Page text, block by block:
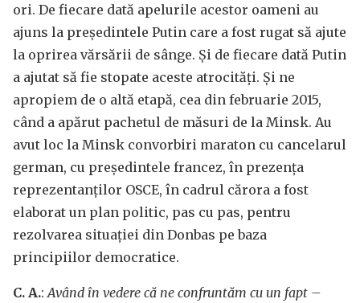
ori. De fiecare dată apelurile acestor oameni au
ajuns la președintele Putin care a fost rugat să ajute
la oprirea vărsării de sânge. Și de fiecare dată Putin
a ajutat să fie stopate aceste atrocități. Și ne
apropiem de o altă etapă, cea din februarie 2015,
când a apărut pachetul de măsuri de la Minsk. Au
avut loc la Minsk convorbiri maraton cu cancelarul
german, cu președintele francez, în prezența
reprezentanților OSCE, în cadrul cărora a fost
elaborat un plan politic, pas cu pas, pentru
rezolvarea situației din Donbas pe baza
principiilor democratice.
C. A.: Având în vedere că ne confruntăm cu un fapt –